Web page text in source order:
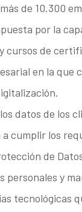
de 10.300
por la
cursos de
en la que
datos de los
a cumplir los
de
personales y
tecnológicas